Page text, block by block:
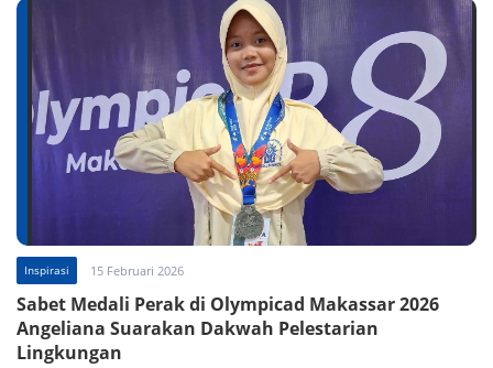
Inspirasi 15 Februari 2026
Sabet Medali Perak di Olympicad Makassar 2026
Angeliana Suarakan Dakwah Pelestarian
Lingkungan